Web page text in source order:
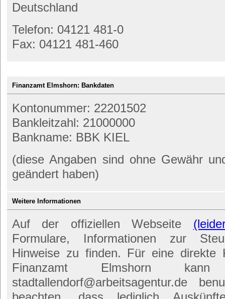
Deutschland
Telefon: 04121 481-0
Fax: 04121 481-460
Finanzamt Elmshorn: Bankdaten
Kontonummer: 22201502
Bankleitzahl: 21000000
Bankname: BBK KIEL
(diese Angaben sind ohne Gewähr
geändert haben)
Weitere Informationen
Auf der offiziellen Webseite
Formulare, Informationen zur
Hinweise zu finden. Für eine direkte
Finanzamt Elmshorn
stadtallendorf@arbeitsagentur.de